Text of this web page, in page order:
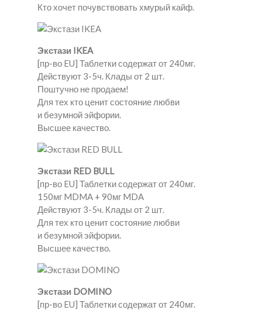
Кто хочет почувствовать хмурый кайф.
Экстази IKEA
[пр-во EU] Таблетки содержат от 240мг.
Действуют 3-5ч. Клады от 2 шт.
Поштучно не продаем!
Для тех кто ценит состояние любви
и безумной эйфории.
Высшее качество.
Экстази RED BULL
[пр-во EU] Таблетки содержат от 240мг.
150мг MDMA + 90мг MDA
Действуют 3-5ч. Клады от 2 шт.
Для тех кто ценит состояние любви
и безумной эйфории.
Высшее качество.
Экстази DOMINO
[пр-во EU] Таблетки содержат от 240мг.